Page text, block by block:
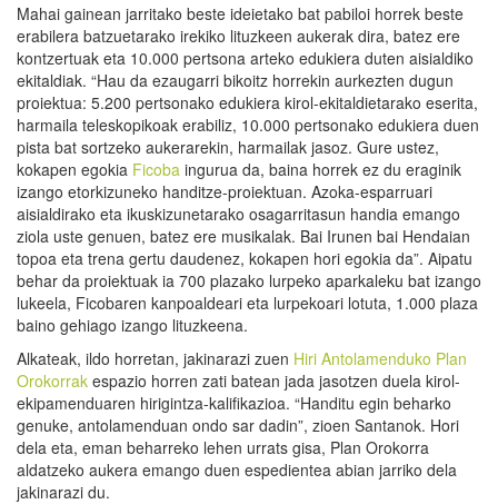
Mahai gainean jarritako beste ideietako bat pabiloi horrek beste
erabilera batzuetarako irekiko lituzkeen aukerak dira, batez ere
kontzertuak eta 10.000 pertsona arteko edukiera duten aisialdiko
ekitaldiak. “Hau da ezaugarri bikoitz horrekin aurkezten dugun
proiektua: 5.200 pertsonako edukiera kirol-ekitaldietarako eserita,
harmaila teleskopikoak erabiliz, 10.000 pertsonako edukiera duen
pista bat sortzeko aukerarekin, harmailak jasoz. Gure ustez,
kokapen egokia Ficoba ingurua da, baina horrek ez du eraginik
izango etorkizuneko handitze-proiektuan. Azoka-esparruari
aisialdirako eta ikuskizunetarako osagarritasun handia emango
ziola uste genuen, batez ere musikalak. Bai Irunen bai Hendaian
topoa eta trena gertu daudenez, kokapen hori egokia da”. Aipatu
behar da proiektuak ia 700 plazako lurpeko aparkaleku bat izango
lukeela, Ficobaren kanpoaldeari eta lurpekoari lotuta, 1.000 plaza
baino gehiago izango lituzkeena.
Alkateak, ildo horretan, jakinarazi zuen Hiri Antolamenduko Plan
Orokorrak espazio horren zati batean jada jasotzen duela kirol-
ekipamenduaren hirigintza-kalifikazioa. “Handitu egin beharko
genuke, antolamenduan ondo sar dadin”, zioen Santanok. Hori
dela eta, eman beharreko lehen urrats gisa, Plan Orokorra
aldatzeko aukera emango duen espedientea abian jarriko dela
jakinarazi du.